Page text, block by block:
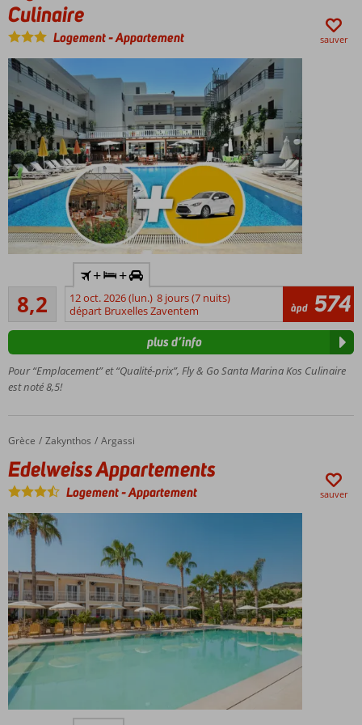
déjeuner
ou demi-
pension
possible
Culinaire
Logement-Appartement sauver
1x dîner +
au
restaurant
Baltic
1x dîner +
boisson
au
restaurant
1x dîner +
boisson
au
restaurant
Giameze
Voiture
location
cat. A
incluse
Près
de la
ville
de
8,2
Très bon
81
commentaires
+ +
12 oct. 2026 (lun.) 8 jours (7 nuits)
départ Bruxelles Zaventem
àpd 574
Pour “Emplacement” et “Qualité-prix”, Fly & Go Santa Marina Kos Culinaire
est noté 8,5!
plus d’info
Accueil
Grèce Zakynthos Argassi
Edelweiss Appartements
Edelweiss Appartements
Logement-Appartement sauver
À Argassi